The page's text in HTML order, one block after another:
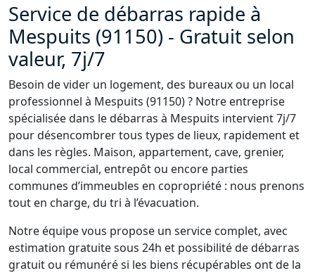
Service de débarras rapide à
Mespuits (91150) - Gratuit selon
valeur, 7j/7
Besoin de vider un logement, des bureaux ou un local
professionnel à Mespuits (91150) ? Notre entreprise
spécialisée dans le débarras à Mespuits intervient 7j/7
pour désencombrer tous types de lieux, rapidement et
dans les règles. Maison, appartement, cave, grenier,
local commercial, entrepôt ou encore parties
communes d’immeubles en copropriété : nous prenons
tout en charge, du tri à l’évacuation.
Notre équipe vous propose un service complet, avec
estimation gratuite sous 24h et possibilité de débarras
gratuit ou rémunéré si les biens récupérables ont de la